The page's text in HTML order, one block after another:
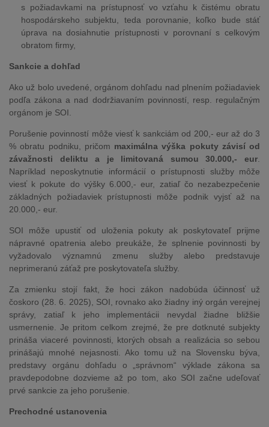
s požiadavkami na prístupnosť vo vzťahu k čistému obratu
hospodárskeho subjektu, teda porovnanie, koľko bude stáť
úprava na dosiahnutie prístupnosti v porovnaní s celkovým
obratom firmy,
Sankcie a dohľad
Ako už bolo uvedené, orgánom dohľadu nad plnením požiadaviek
podľa zákona a nad dodržiavaním povinností, resp. regulačným
orgánom je SOI.
Porušenie povinností môže viesť k sankciám od 200,- eur až do 3
% obratu podniku, pričom maximálna výška pokuty závisí od
závažnosti deliktu a je limitovaná sumou 30.000,- eur
Napríklad neposkytnutie informácií o prístupnosti služby môže
viesť k pokute do výšky 6.000,- eur, zatiaľ čo nezabezpečenie
základných požiadaviek prístupnosti môže podnik vyjsť až na
20.000,- eur.
SOI môže upustiť od uloženia pokuty ak poskytovateľ prijme
nápravné opatrenia alebo preukáže, že splnenie povinnosti by
vyžadovalo významnú zmenu služby alebo predstavuje
neprimeranú záťaž pre poskytovateľa služby.
Za zmienku stojí fakt, že hoci zákon nadobúda účinnosť už
čoskoro (28. 6. 2025), SOI, rovnako ako žiadny iný orgán verejnej
správy, zatiaľ k jeho implementácii nevydal žiadne bližšie
usmernenie. Je pritom celkom zrejmé, že pre dotknuté subjekty
prináša viaceré povinnosti, ktorých obsah a realizácia so sebou
prinášajú mnohé nejasnosti. Ako tomu už na Slovensku býva,
predstavy orgánu dohľadu o „správnom“ výklade zákona sa
pravdepodobne dozvieme až po tom, ako SOI začne udeľovať
prvé sankcie za jeho porušenie.
Prechodné ustanovenia